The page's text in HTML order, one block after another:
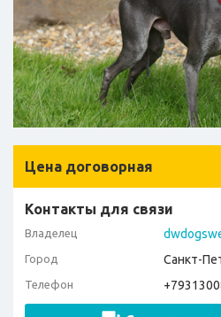
Цена договорная
Контакты для связи
Владелец
Город Санкт-
Телефон